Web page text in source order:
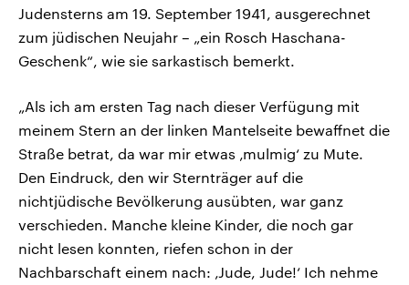
Judensterns am 19. September 1941, ausgerechnet
zum jüdischen Neujahr – „ein Rosch Haschana-
Geschenk“, wie sie sarkastisch bemerkt.
„Als ich am ersten Tag nach dieser Verfügung mit
meinem Stern an der linken Mantelseite bewaffnet die
Straße betrat, da war mir etwas ‚mulmig‘ zu Mute.
Den Eindruck, den wir Sternträger auf die
nichtjüdische Bevölkerung ausübten, war ganz
verschieden. Manche kleine Kinder, die noch gar
nicht lesen konnten, riefen schon in der
Nachbarschaft einem nach: ‚Jude, Jude!‘ Ich nehme